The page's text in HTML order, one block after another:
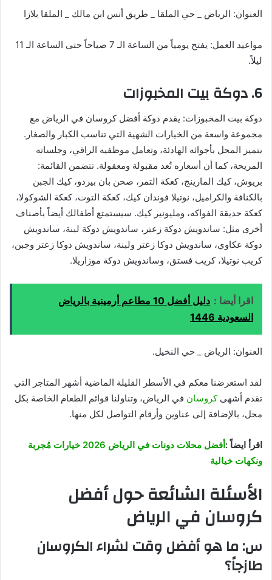
العنوان: الرياض _ حي الملقا _ طريق أنس ابن مالك _ الملقا بلازا
مواعيد العمل: يفتح يومياً من الساعة الـ 7 صباحاً حتى الساعة الـ 11
ليلاً.
6. دوكة بيت المخبوزات
دوكة بيت المخبوزات: يقدم دوكة أفضل كروسان في الرياض مع
مجموعة واسعة من الخيارات الشهية التي تناسب الكبار والصغار.
يتميز المحل بأجوائه الهادئة، وتعامل موظفيه الراقي، وجلساته
المريحة، كما أن أسعاره تُعد مقبولة ومعقولة. تتضمن القائمة:
بريوش، كيك المارينج، كعكة التمر، صحن بان بيردو، كيك الجبن
بالكنافة والكراميل، نوتيلا فوندان كيك، كعكة التوت، كعكة الشوكولا،
كعكة حديقة الفواكه، ومليونير كيك. سيستمتع أطفالك أيضاً بأصناف
أخرى مثل: ساندويش دوكة زعتر، ساندويش دوكة لبنة، ساندويش
دوكة عكاوي، ساندويش دوكا زعتر ولبنة، ساندويش دوكا زعتر وجبن،
كريب نوتيلا، كريب فستق، وساندويش دوكة موزاريلا.
اقرا أيضا :
دليل أفضل 10 مطاعم أرمينية بالرياض
السعودية 1446
العنوان: الرياض _ حي النخيل.
لقد استعرضنا معكم في الأسطر القليلة الماضية أشهر المتاجر التي
تقدم أشهىكروسان في الرياض، وتناولنا قوائم الطعام الخاصة بكل
محل، بالإضافة إلى عناوين وأرقام التواصل لكل منها.
اقرأ ايضاً :
أفضل محلات دونات في الرياض 2026 خيارات مُجربة
ونكهات خيالية
الأسئلة الشائعة حول أفضل
كروسان في الرياض
س: ما هو أفضل وقت لشراء الكروسان
طازجاً؟